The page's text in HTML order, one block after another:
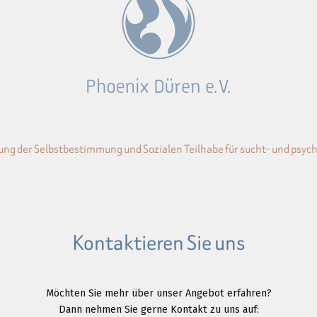
der Selbstbestimmung und Sozialen Teilhabe für sucht- und
Kontaktieren Sie uns
Möchten Sie mehr über unser Angebot erfahren?
Dann nehmen Sie gerne Kontakt zu uns auf: